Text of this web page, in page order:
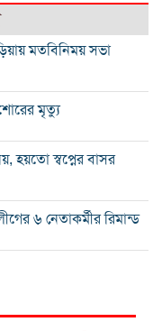
মতবিনিময় সভা
মৃত্যু
হয়তো স্বপ্নের বাসর
৬ নেতাকর্মীর রিমান্ড
সুদ মওকুফ চায়